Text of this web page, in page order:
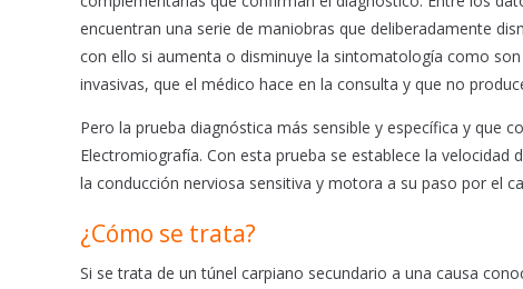
encuentran una serie de maniobras que deliberadamente
con ello si aumenta o disminuye la sintomatología como
invasivas, que el médico hace en la consulta y que no
Pero la prueba diagnóstica más sensible y específica y que
Electromiografía. Con esta prueba se establece la
la conducción nerviosa sensitiva y motora a su paso por el
¿Cómo se trata?
Si se trata de un túnel carpiano secundario a una causa